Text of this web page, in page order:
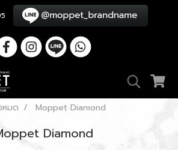
หมด Moppet Diamond
Diamond